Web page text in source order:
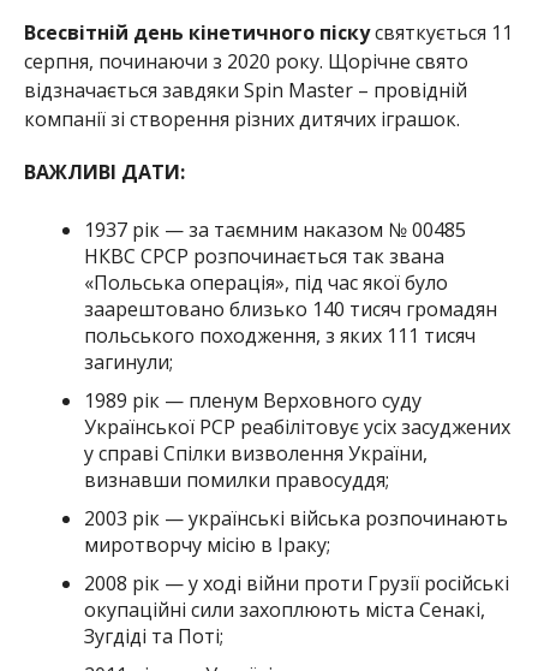
Всесвітній день кінетичного піскусвяткується 11
серпня, починаючи з 2020 року. Щорічне свято
відзначається завдяки Spin Master – провідній
компанії зі створення різних дитячих іграшок.
ВАЖЛИВІ ДАТИ:
1937 рік — за таємним наказом № 00485
НКВС СРСР розпочинається так звана
«Польська операція», під час якої було
заарештовано близько 140 тисяч громадян
польського походження, з яких 111 тисяч
загинули;
1989 рік — пленум Верховного суду
Української РСР реабілітовує усіх засуджених
у справі Спілки визволення України,
визнавши помилки правосуддя;
2003 рік — українські війська розпочинають
миротворчу місію в Іраку;
2008 рік — у ході війни проти Грузії російські
окупаційні сили захоплюють міста Сенакі,
Зугдіді та Поті;